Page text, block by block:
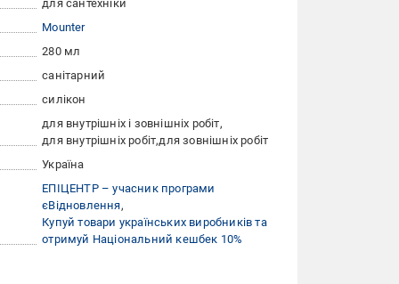
для сантехніки
Mounter
280 мл
санітарний
силікон
для внутрішніх і зовнішніх робіт
для внутрішніх робіт для зовнішніх робіт
Україна
ЕПІЦЕНТР – учасник програми
єВідновлення
Купуй товари українських виробників та
отримуй Національний кешбек 10%